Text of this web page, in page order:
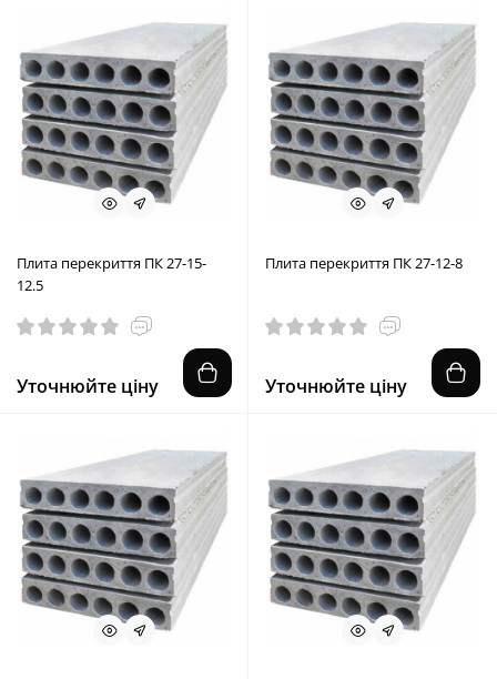
Плита перекриття ПК 27-15-
12.5
Уточнюйте ціну
Плита перекриття ПК 27-12-8
Уточнюйте ціну